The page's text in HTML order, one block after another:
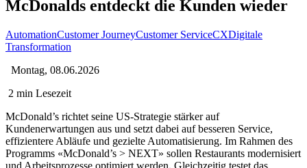
McDonalds entdeckt die Kunden wieder
AutomationCustomer JourneyCustomer ServiceCXDigitale
Transformation
Montag, 08.06.2026
2 min Lesezeit
McDonald’s richtet seine US-Strategie stärker auf
Kundenerwartungen aus und setzt dabei auf besseren Service,
effizientere Abläufe und gezielte Automatisierung. Im Rahmen des
Programms «McDonald’s > NEXT» sollen Restaurants modernisiert
und Arbeitsprozesse optimiert werden. Gleichzeitig testet das